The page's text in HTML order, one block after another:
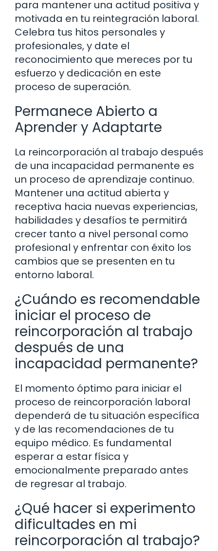
para mantener una actitud positiva y
motivada en tu reintegración laboral.
Celebra tus hitos personales y
profesionales, y date el
reconocimiento que mereces por tu
esfuerzo y dedicación en este
proceso de superación.
Permanece Abierto a
Aprender y Adaptarte
La reincorporación al trabajo después
de una incapacidad permanente es
un proceso de aprendizaje continuo.
Mantener una actitud abierta y
receptiva hacia nuevas experiencias,
habilidades y desafíos te permitirá
crecer tanto a nivel personal como
profesional y enfrentar con éxito los
cambios que se presenten en tu
entorno laboral.
¿Cuándo es recomendable
iniciar el proceso de
reincorporación al trabajo
después de una
incapacidad permanente?
El momento óptimo para iniciar el
proceso de reincorporación laboral
dependerá de tu situación específica
y de las recomendaciones de tu
equipo médico. Es fundamental
esperar a estar física y
emocionalmente preparado antes
de regresar al trabajo.
¿Qué hacer si experimento
dificultades en mi
reincorporación al trabajo?